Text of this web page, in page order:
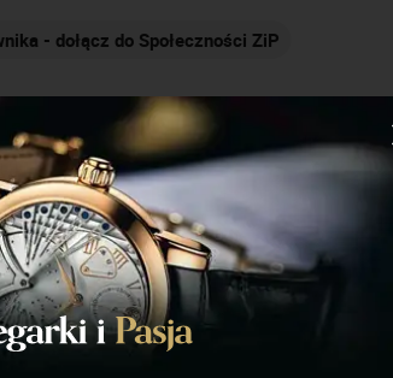
- dołącz do Społeczności ZiP